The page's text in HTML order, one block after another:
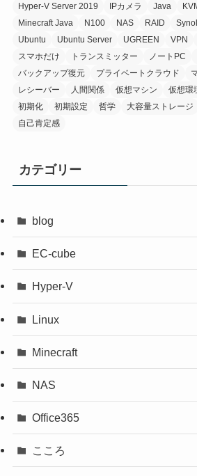
Hyper-V Server 2019
IPカメラ Java
Minecraft Java
N100 NAS RAID
Ubuntu
Ubuntu Server UGREEN VPN
スマホだけ
トランスミッター ノートPC
バックアップ復元
プライベートクラウド
レシーバー
人間関係 仮想マシン 仮想環
初期化
初期設定 哲学 大容量ストレージ
自己肯定感
カテゴリー
blog
EC-cube
Hyper-V
Linux
Minecraft
NAS
Office365
こころ